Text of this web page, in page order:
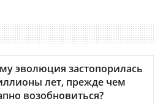
эволюция застопорилась
лет, прежде чем
возобновиться?